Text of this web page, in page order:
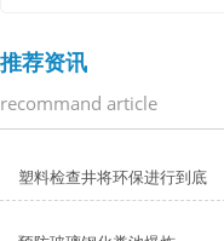
推荐资讯
recommand article
塑料检查井将环保进行到底